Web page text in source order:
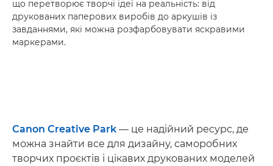
що перетворює творчі ідеї на реальність: від
друкованих паперових виробів до аркушів із
завданнями, які можна розфарбовувати яскравими
маркерами.
Canon Creative Park — це надійний ресурс, де
можна знайти все для дизайну, саморобних
творчих проєктів і цікавих друкованих моделей